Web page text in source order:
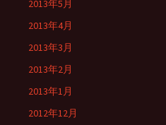
2013年5月
2013年4月
2013年3月
2013年2月
2013年1月
2012年12月